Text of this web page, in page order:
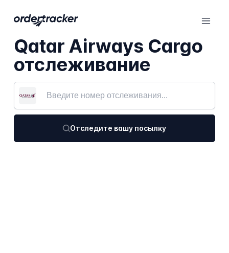
Qatar Airways Cargo
отслеживание
Отследите вашу посылку